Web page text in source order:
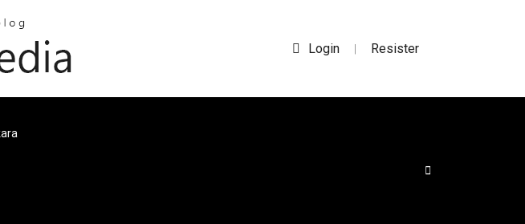
Login | Resister